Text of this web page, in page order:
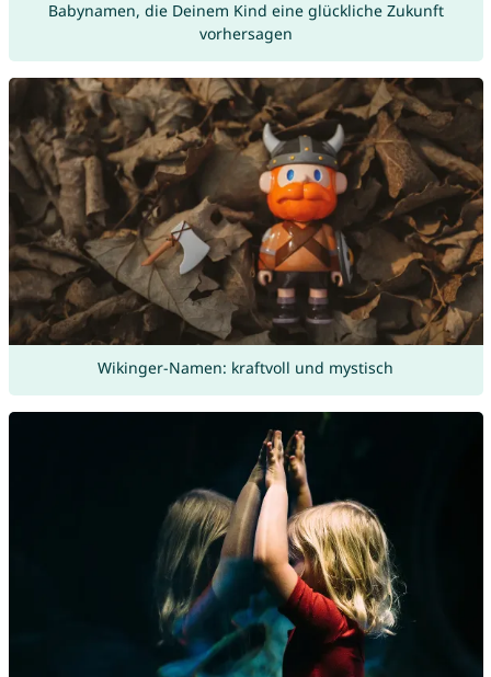
Babynamen, die Deinem Kind eine glückliche Zukunft
vorhersagen
Wikinger-Namen: kraftvoll und mystisch